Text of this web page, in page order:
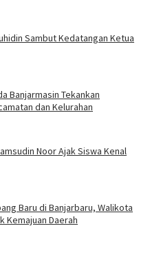
Sambut Kedatangan Ketua
Banjarmasin Tekankan
dan Kelurahan
Noor Ajak Siswa Kenal
Baru di Banjarbaru, Walikota
Kemajuan Daerah